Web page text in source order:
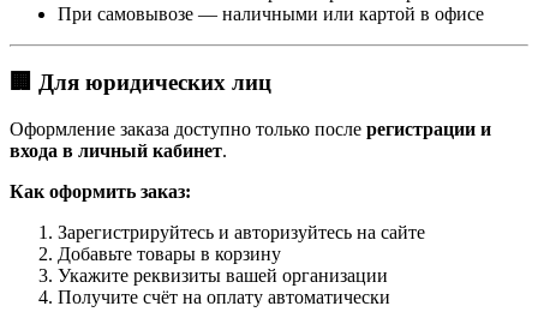
При самовывозе — наличными или картой в офисе
🏢 Для юридических лиц
Оформление заказа доступно только после регистрации и
входа в личный кабинет.
Как оформить заказ:
Зарегистрируйтесь и авторизуйтесь на сайте
Добавьте товары в корзину
Укажите реквизиты вашей организации
Получите счёт на оплату автоматически